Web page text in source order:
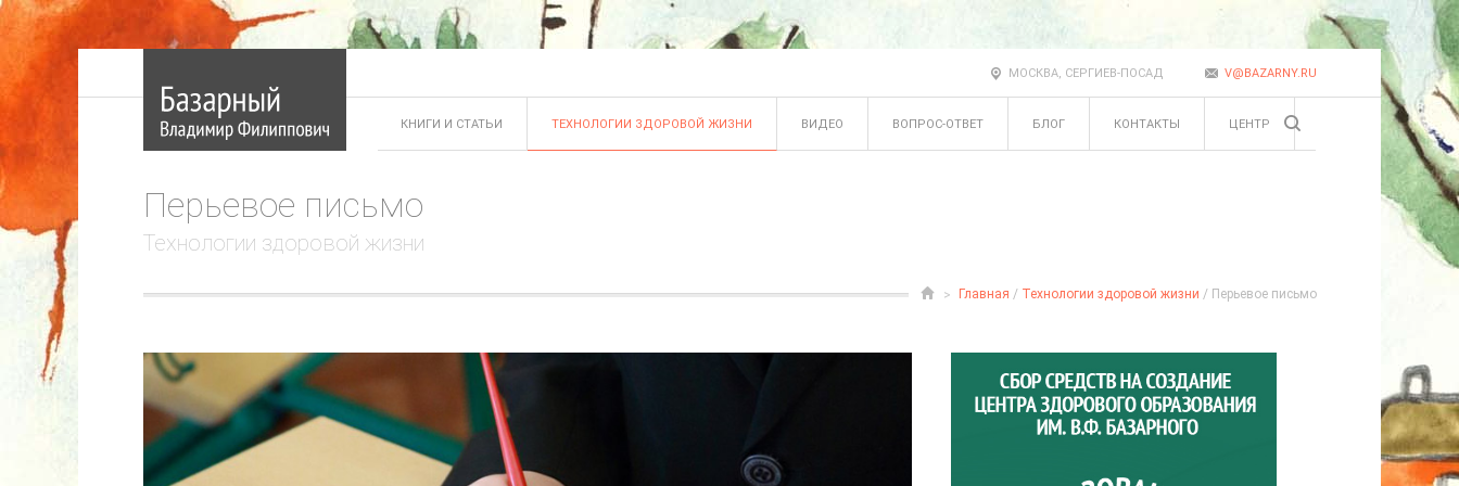
МОСКВА, СЕРГИЕВ-ПОСАД V@BAZARNY.RU
КНИГИ И СТАТЬИ ТЕХНОЛОГИИ ЗДОРОВОЙ ЖИЗНИ ВИДЕО ВОПРОС-ОТВЕТ БЛОГ КОНТАКТЫ ЦЕНТР
Перьевое письмо
Технологии здоровой жизни
Главная / Технологии здоровой жизни / Перьевое письмо